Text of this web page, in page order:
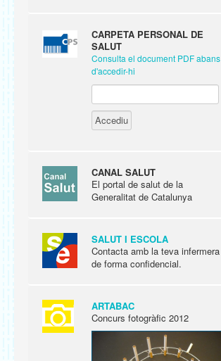
CARPETA PERSONAL DE
SALUT
Consulta el document PDF abans
d'accedir-hi
CANAL SALUT
El portal de salut de la
Generalitat de Catalunya
SALUT I ESCOLA
Contacta amb la teva infermera
de forma confidencial.
ARTABAC
Concurs fotogràfic 2012